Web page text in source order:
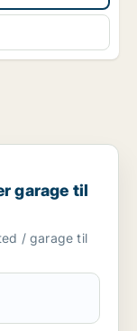
til salg i Region
garage til
/ garage til